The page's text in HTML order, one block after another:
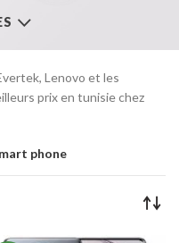
Lenovo et les
prix en tunisie chez
phone